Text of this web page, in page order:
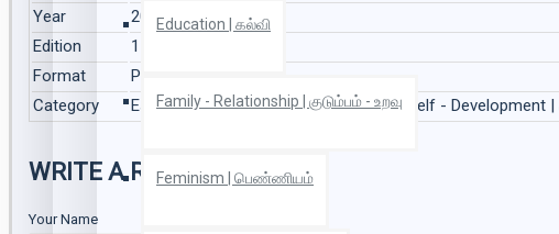
Education | கல்வி
Family - Relationship | குடும்பம் - உறவு
Feminism | பெண்ணியம்
Year
2020
Edition
1
Format
Paper Back
Category
Essay | கட்டுரை, Criticism | விமர்சனம், Self - Development
WRITE A REVIEW
Your Name